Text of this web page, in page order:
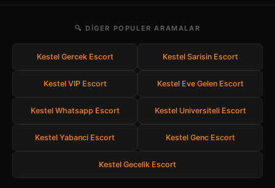
🔍 DIGER POPULER ARAMALAR
Kestel Gercek Escort Kestel Sarisin Escort
Kestel VIP Escort Kestel Eve Gelen Escort
Kestel Whatsapp Escort Kestel Universiteli Escort
Kestel Yabanci Escort Kestel Genc Escort
Kestel Gecelik Escort